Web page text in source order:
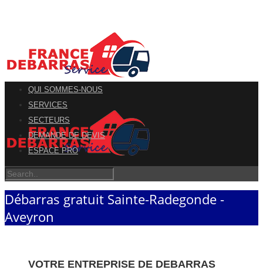
QUI SOMMES-NOUS
SERVICES
SECTEURS
DEMANDE DE DEVIS
ESPACE PRO
Débarras gratuit Sainte-Radegonde -
Aveyron
VOTRE ENTREPRISE DE DEBARRAS